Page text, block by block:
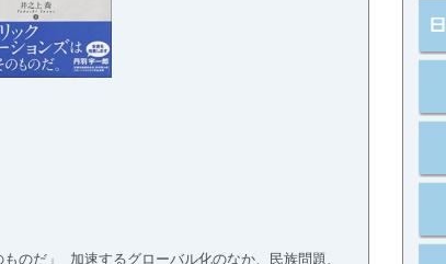
のだ」 加速するグローバル化のなか、民族問題、